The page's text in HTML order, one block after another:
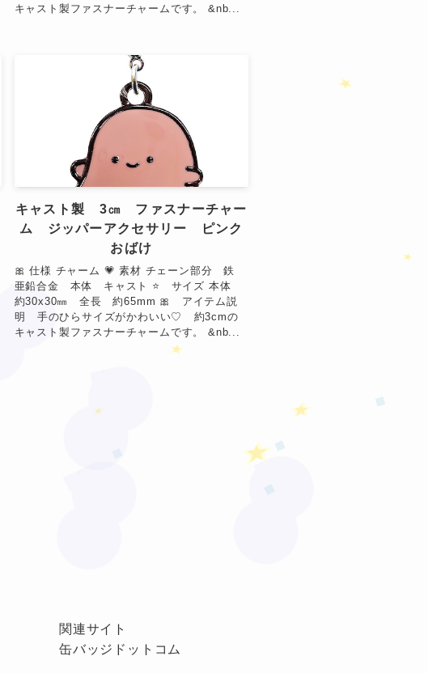
キャスト製ファスナーチャームです。 &nb...
キャスト製 3㎝ ファスナーチャー
ム ジッパーアクセサリー ピンク
おばけ
🎀 仕様 チャーム 💗 素材 チェーン部分 鉄
亜鉛合金 本体 キャスト ⭐ サイズ 本体
約30x30㎜ 全長 約65mm 🎀 アイテム説
明 手のひらサイズがかわいい♡ 約3cmの
キャスト製ファスナーチャームです。 &nb...
★
❤
関連サイト
缶バッジドットコム